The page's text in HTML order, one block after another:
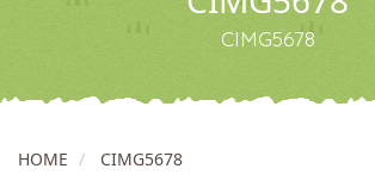
CIMG5678
HOME CIMG5678